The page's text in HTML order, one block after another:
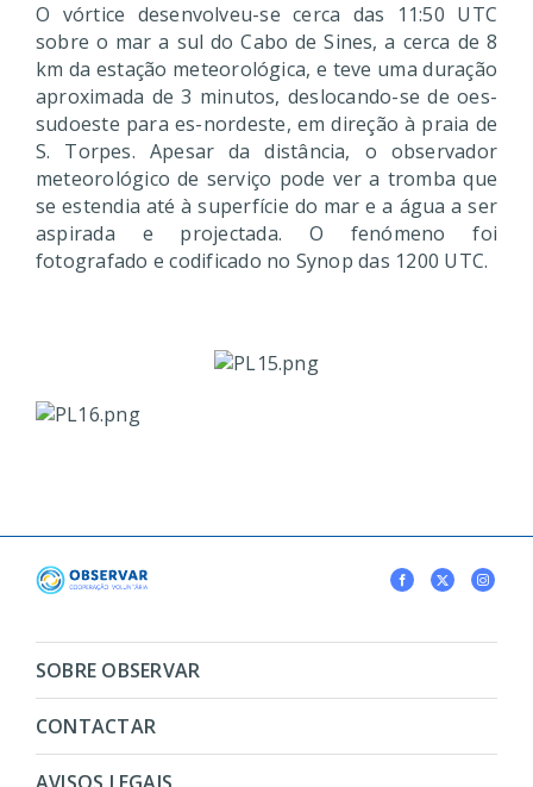
O vórtice desenvolveu-se cerca das 11:50 UTC
sobre o mar a sul do Cabo de Sines, a cerca de 8
km da estação meteorológica, e teve uma duração
aproximada de 3 minutos, deslocando-se de oes-
sudoeste para es-nordeste, em direção à praia de
S. Torpes. Apesar da distância, o observador
meteorológico de serviço pode ver a tromba que
se estendia até à superfície do mar e a água a ser
aspirada e projectada. O fenómeno foi
fotografado e codificado no Synop das 1200 UTC.
SOBRE OBSERVAR
CONTACTAR
AVISOS LEGAIS